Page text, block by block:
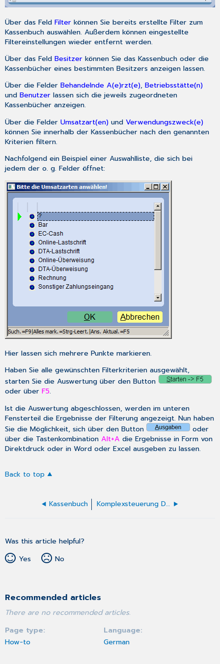
Über das FeldFilter können Sie bereits erstellte Filter zum
Kassenbuch auswählen. Außerdem können eingestellte
Filtereinstellungen wieder entfernt werden.
Über das FeldBesitzer können Sie das Kassenbuch oder die
Kassenbücher eines bestimmten Besitzers anzeigen lassen.
Über die FelderBehandelnde A(e)rzt(e),Betriebsstätte(n)
undBenutzer lassen sich die jeweils zugeordneten
Kassenbücher anzeigen.
Über die FelderUmsatzart(en) undVerwendungszweck(e)
können Sie innerhalb der Kassenbücher nach den genannten
Kriterien filtern.
Nachfolgend ein Beispiel einer Auswahlliste, die sich bei
jedem der o. g. Felder öffnet:
Hier lassen sich mehrere Punkte markieren.
Haben Sie alle gewünschten Filterkriterien ausgewählt,
starten Sie die Auswertung über den Button
oder überF5.
Ist die Auswertung abgeschlossen, werden im unteren
Fensterteil die Ergebnisse der Filterung angezeigt. Nun haben
Sie die Möglichkeit, sich über den Button
oder
über die TastenkombinationAlt+A die Ergebnisse in Form von
Direktdruck oder in Word oder Excel ausgeben zu lassen.
Back to top
Kassenbuch Komplexsteuerung Disease Management
Was this article helpful?
Yes
No
Recommended articles
There are no recommended articles.
Page type
How-to
Language
German